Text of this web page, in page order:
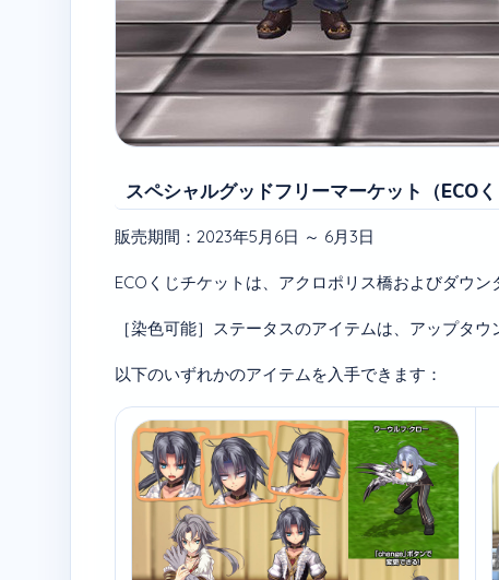
スペシャルグッドフリーマーケット（ECOく
販売期間：2023年5月6日 ～ 6月3日
ECOくじチケットは、アクロポリス橋およびダウ
［染色可能］ステータスのアイテムは、アップタ
以下のいずれかのアイテムを入手できます：